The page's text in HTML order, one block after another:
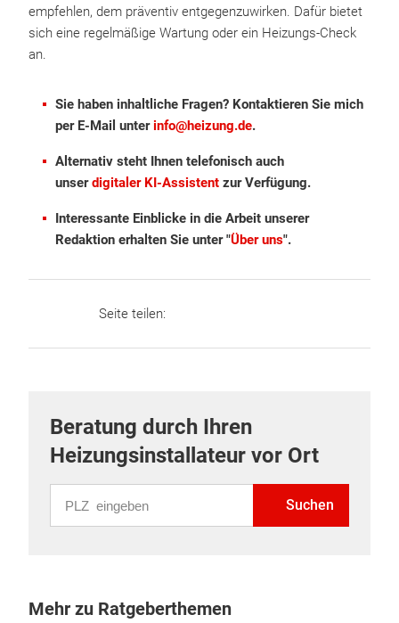
empfehlen, dem präventiv entgegenzuwirken. Dafür bietet
sich eine regelmäßige Wartung oder ein Heizungs-Check
an.
Sie haben inhaltliche Fragen? Kontaktieren Sie mich
per E-Mail unterinfo@heizung.de.
Alternativ steht Ihnen telefonisch auch
unserdigitaler KI-Assistent zur Verfügung.
Interessante Einblicke in die Arbeit unserer
Redaktion erhalten Sie unter "Über uns".
Seite teilen:
Beratung durch Ihren
Heizungsinstallateur vor Ort
Suchen
Mehr zu Ratgeberthemen